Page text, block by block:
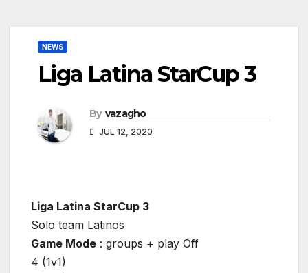
NEWS
Liga Latina StarCup 3
By vazagho
JUL 12, 2020
Liga Latina StarCup 3
Solo team Latinos
Game Mode : groups + play Off
4 (1v1)